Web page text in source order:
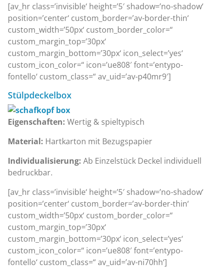
[av_hr class=’invisible‘ height=’5′ shadow=’no-shadow‘
position=’center‘ custom_border=’av-border-thin‘
custom_width=’50px‘ custom_border_color=“
custom_margin_top=’30px‘
custom_margin_bottom=’30px‘ icon_select=’yes‘
custom_icon_color=“ icon=’ue808′ font=’entypo-
fontello‘ custom_class=“ av_uid=’av-p40mr9′]
Stülpdeckelbox
Eigenschaften: Wertig & spieltypisch
Material: Hartkarton mit Bezugspapier
Individualisierung: Ab Einzelstück Deckel individuell
bedruckbar.
[av_hr class=’invisible‘ height=’5′ shadow=’no-shadow‘
position=’center‘ custom_border=’av-border-thin‘
custom_width=’50px‘ custom_border_color=“
custom_margin_top=’30px‘
custom_margin_bottom=’30px‘ icon_select=’yes‘
custom_icon_color=“ icon=’ue808′ font=’entypo-
fontello‘ custom_class=“ av_uid=’av-ni70hh‘]